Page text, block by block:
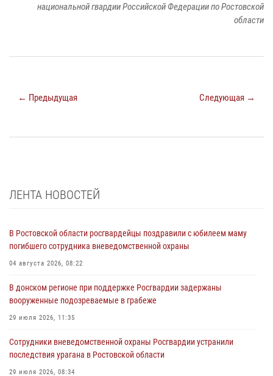
национальной гвардии Российской Федерации по Ростовской
области
← Предыдущая Следующая →
ЛЕНТА НОВОСТЕЙ
В Ростовской области росгвардейцы поздравили с юбилеем маму
погибшего сотрудника вневедомственной охраны
04 августа 2026, 08:22
В донском регионе при поддержке Росгвардии задержаны
вооруженные подозреваемые в грабеже
29 июля 2026, 11:35
Сотрудники вневедомственной охраны Росгвардии устранили
последствия урагана в Ростовской области
29 июля 2026, 08:34